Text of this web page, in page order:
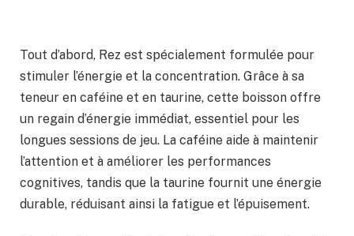
Tout d’abord, Rez est spécialement formulée pour
stimuler l’énergie et la concentration. Grâce à sa
teneur en caféine et en taurine, cette boisson offre
un regain d’énergie immédiat, essentiel pour les
longues sessions de jeu. La caféine aide à maintenir
l’attention et à améliorer les performances
cognitives, tandis que la taurine fournit une énergie
durable, réduisant ainsi la fatigue et l’épuisement.